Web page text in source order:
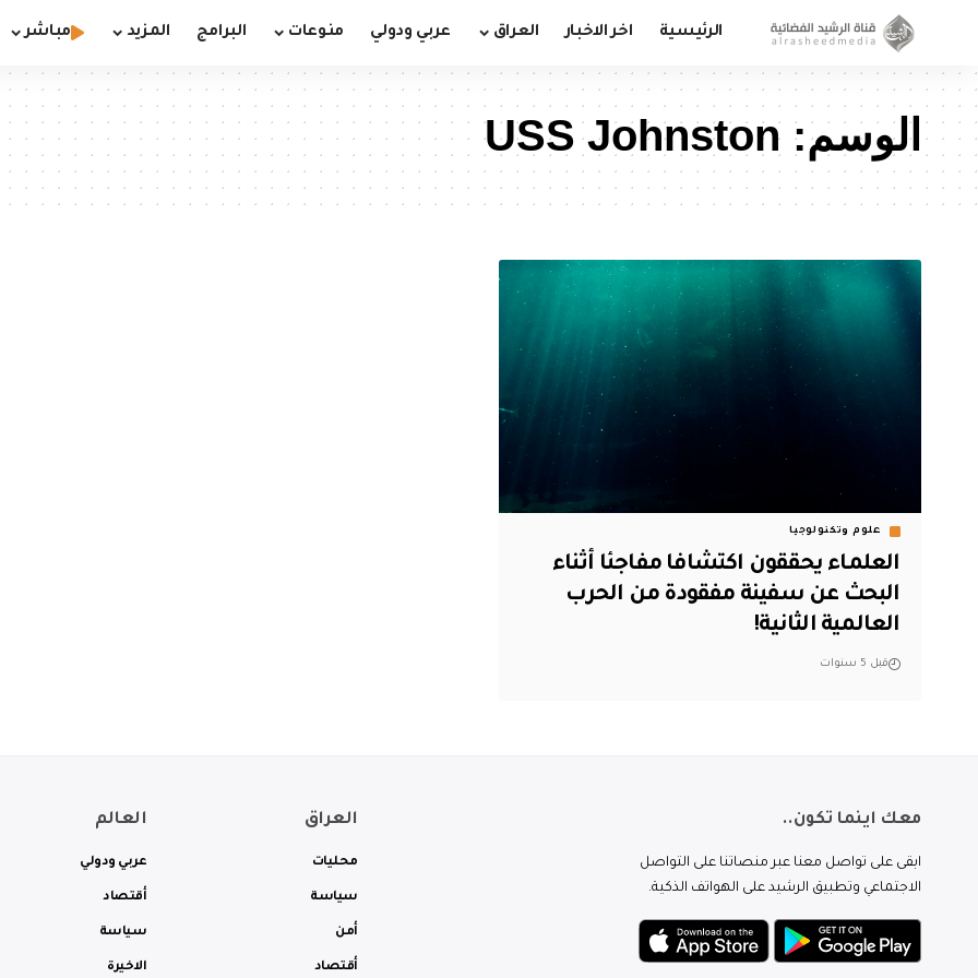
الرئيسية اخر الاخبار العراق عربي ودولي منوعات البرامج المزيد مباشر
الوسم: USS Johnston
علوم وتكنولوجيا
العلماء يحققون اكتشافا مفاجئا أثناء
البحث عن سفينة مفقودة من الحرب
العالمية الثانية!
قبل 5 سنوات
معك اينما تكون..
ابقى على تواصل معنا عبر منصاتنا على التواصل
الاجتماعي وتطبيق الرشيد على الهواتف الذكية.
العراق
محليات
سياسة
أمن
أقتصاد
العالم
عربي ودولي
أقتصاد
سياسة
الاخيرة